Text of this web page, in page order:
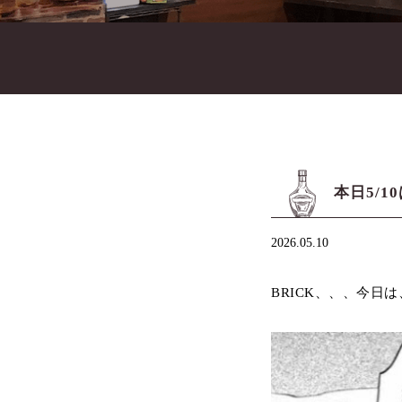
本日5/10
2026.05.10
BRICK、、、今日